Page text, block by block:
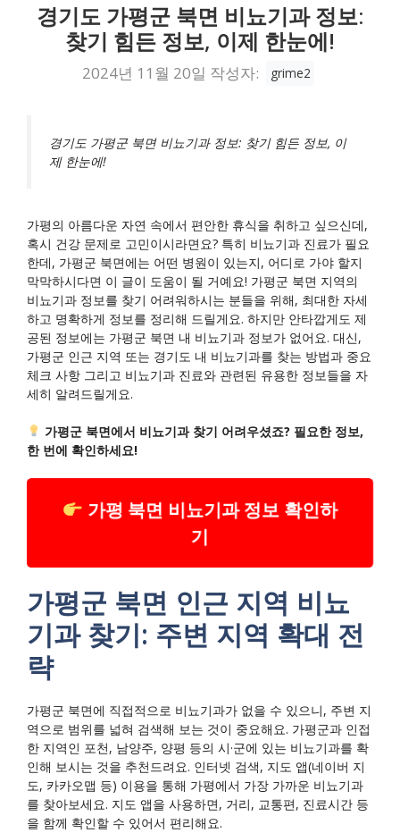
경기도 가평군 북면 비뇨기과 정보:
찾기 힘든 정보, 이제 한눈에!
2024년 11월 20일 작성자: grime2
경기도 가평군 북면 비뇨기과 정보: 찾기 힘든 정보, 이
제 한눈에!
가평의 아름다운 자연 속에서 편안한 휴식을 취하고 싶으신데,
혹시 건강 문제로 고민이시라면요? 특히 비뇨기과 진료가 필요
한데, 가평군 북면에는 어떤 병원이 있는지, 어디로 가야 할지
막막하시다면 이 글이 도움이 될 거예요! 가평군 북면 지역의
비뇨기과 정보를 찾기 어려워하시는 분들을 위해, 최대한 자세
하고 명확하게 정보를 정리해 드릴게요. 하지만 안타깝게도 제
공된 정보에는 가평군 북면 내 비뇨기과 정보가 없어요. 대신,
가평군 인근 지역 또는 경기도 내 비뇨기과를 찾는 방법과 중요
체크 사항 그리고 비뇨기과 진료와 관련된 유용한 정보들을 자
세히 알려드릴게요.
가평군 북면에서 비뇨기과 찾기 어려우셨죠? 필요한 정보,
한 번에 확인하세요!
가평 북면 비뇨기과 정보 확인하
기
가평군 북면 인근 지역 비뇨
기과 찾기: 주변 지역 확대 전
략
가평군 북면에 직접적으로 비뇨기과가 없을 수 있으니, 주변 지
역으로 범위를 넓혀 검색해 보는 것이 중요해요. 가평군과 인접
한 지역인 포천, 남양주, 양평 등의 시·군에 있는 비뇨기과를 확
인해 보시는 것을 추천드려요. 인터넷 검색, 지도 앱(네이버 지
도, 카카오맵 등) 이용을 통해 가평에서 가장 가까운 비뇨기과
를 찾아보세요. 지도 앱을 사용하면, 거리, 교통편, 진료시간 등
을 함께 확인할 수 있어서 편리해요.